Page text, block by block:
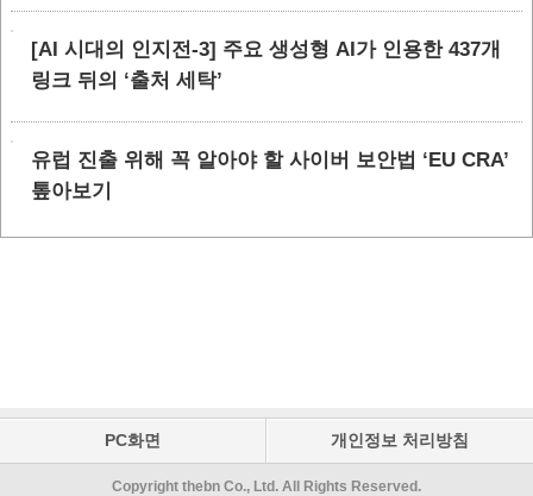
[AI 시대의 인지전-3] 주요 생성형 AI가 인용한 437개
링크 뒤의 ‘출처 세탁’
유럽 진출 위해 꼭 알아야 할 사이버 보안법 ‘EU CRA’
톺아보기
PC화면 개인정보 처리방침
Copyright thebn Co., Ltd. All Rights Reserved.